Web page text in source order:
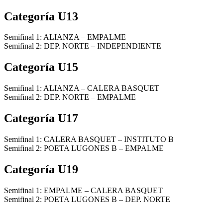
Categoría U13
Semifinal 1: ALIANZA – EMPALME
Semifinal 2: DEP. NORTE – INDEPENDIENTE
Categoría U15
Semifinal 1: ALIANZA – CALERA BASQUET
Semifinal 2: DEP. NORTE – EMPALME
Categoría U17
Semifinal 1: CALERA BASQUET – INSTITUTO B
Semifinal 2: POETA LUGONES B – EMPALME
Categoría U19
Semifinal 1: EMPALME – CALERA BASQUET
Semifinal 2: POETA LUGONES B – DEP. NORTE